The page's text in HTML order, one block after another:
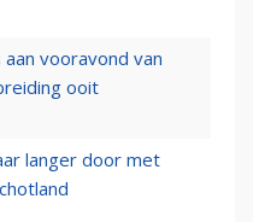
aan vooravond van
ooit
langer door met